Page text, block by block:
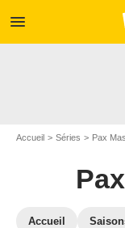
menu
Accueil Séries Pax
Accueil